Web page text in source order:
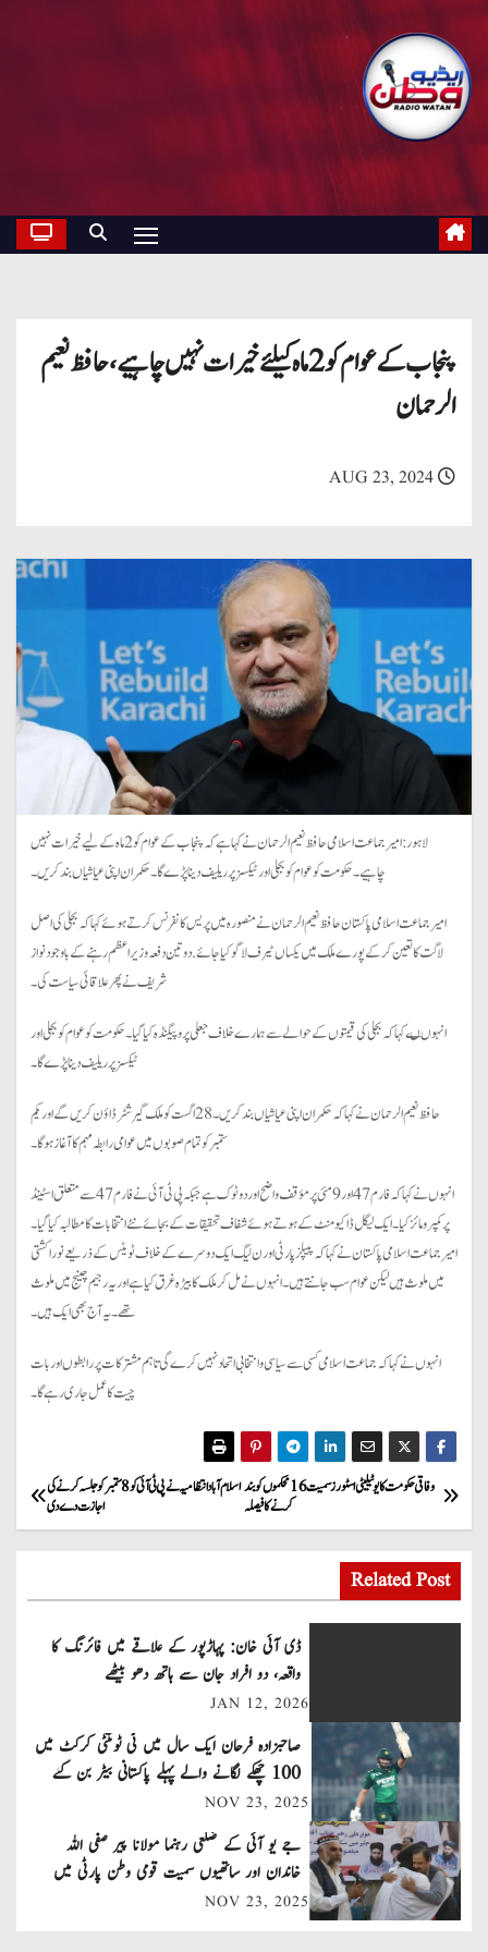
پنجاب کے عوام کو 2 ماہ کیلئے خیرات نہیں چاہیے، حافظ نعیم
الرحمان
AUG 23, 2024
لاہور: امیر جماعت اسلامی حافظ نعیم الرحمان نے کہا ہے کہ پنجاب کے عوام کو 2 ماہ کے لیے خیرات نہیں
چاہیے۔ حکومت کو عوام کو بجلی اور ٹیکسز پر ریلیف دینا پڑے گا۔ حکمران اپنی عیاشیاں بند کریں۔
امیر جماعت اسلامی پاکستان حافظ نعیم الرحمان نے منصورہ میں پریس کانفرنس کرتے ہوئے کہا کہ بجلی کی اصل
لاگت کا تعین کرکے پورے ملک میں یکساں ٹیرف لاگو کیا جائے. دو تین دفعہ وزیر اعظم رہنے کے باوجود نواز
شریف نے پھر علاقائی سیاست کی۔
انہوں ںے کہا کہ بجلی کی قیمتوں کے حوالے سے ہمارے خلاف جعلی پروپیگنڈہ کیا گیا۔ حکومت کو عوام کو بجلی اور
ٹیکسز پر ریلیف دینا پڑے گا۔
حافظ نعیم الرحمان نے کہا کہ حکمران اپنی عیاشیاں بند کریں۔ 28 اگست کو ملک گیر شٹر ڈاؤن کریں گے اور یکم
ستمبر کو تمام صوبوں میں عوامی رابطہ مہم کا آغاز ہو گا۔
انہوں نے کہا کہ فارم 47 اور 9 مئی پر مؤقف واضح اور دوٹوک ہے جبکہ پی ٹی آئی نے فارم 47 سے متعلق اسٹینڈ
پر کمپرومائز کیا۔ ایک لیگل ڈاکیومنٹ کے ہوتے ہوئے شفاف تحقیقات کے بجائے نئے انتخابات کا مطالبہ کیا گیا۔
امیر جماعت اسلامی پاکستان نے کہا کہ پیپلز پارٹی اور ن لیگ ایک دوسرے کے خلاف ٹویٹس کے ذریعے نوراکشتی
میں ملوث ہیں لیکن عوام سب جانتے ہیں۔ انہوں نے مل کر ملک کا بیڑہ غرق کیا ہے اور یہ رجیم چینج میں ملوث
تھے۔ یہ آج بھی ایک ہیں۔
انہوں نے کہا کہ جماعت اسلامی کسی سے سیاسی و انتخابی اتحاد نہیں کرے گی تاہم مشترکات پر رابطوں اور بات
چیت کا عمل جاری رہے گا۔
P
o
s
t
a
v
i
g
a
اسلام آباد انتظامیہ نے پی ٹی آئی کو 8 ستمبر کو جلسہ کرنے کی
اجازت دے دی
وفاقی حکومت کا یوٹیلیٹی اسٹورز سمیت 16 محکموں کو بند
کرنے کا فیصلہ
Related Post
ڈی آئی خان: پہاڑپور کے علاقے میں فائرنگ کا
واقعہ، دو افراد جان سے ہاتھ دھو بیٹھے
JAN 12, 2026
صاحبزادہ فرحان ایک سال میں ٹی ٹوئنٹی کرکٹ میں
100 چھکے لگانے والے پہلے پاکستانی بیٹر بن گئے
NOV 23, 2025
جے یو آئی کے ضلعی رہنما مولانا پیر صفی اللہ
خاندان اور ساتھیوں سمیت قومی وطن پارٹی میں
شامل
NOV 23, 2025